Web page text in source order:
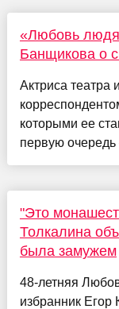
«Любовь
Банщикова о
Актриса театра
которыми ее
первую
"Это
Толкалина
была замужем
48-летняя
избранник Егор